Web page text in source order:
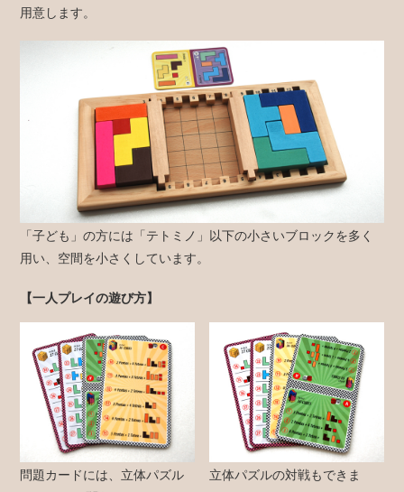
用意します。
「子ども」の方には「テトミノ」以下の小さいブロックを多く
用い、空間を小さくしています。
【一人プレイの遊び方】
問題カードには、立体パズル
立体パズルの対戦もできま